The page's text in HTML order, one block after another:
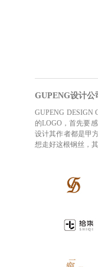
GUPENG设计
GUPENG DESIGN
的LOGO，首先要
设计其作者都是甲
想走好这根钢丝，